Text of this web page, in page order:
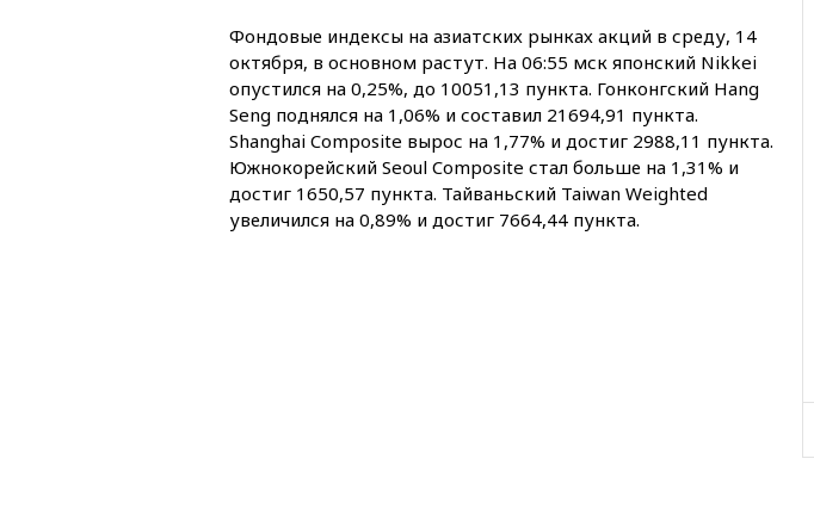
Фондовые индексы на азиатских рынках акций в среду, 14
октября, в основном растут. На 06:55 мск японский Nikkei
опустился на 0,25%, до 10051,13 пункта. Гонконгский Hang
Seng поднялся на 1,06% и составил 21694,91 пункта.
Shanghai Composite вырос на 1,77% и достиг 2988,11 пункта.
Южнокорейский Seoul Composite стал больше на 1,31% и
достиг 1650,57 пункта. Тайваньский Taiwan Weighted
увеличился на 0,89% и достиг 7664,44 пункта.